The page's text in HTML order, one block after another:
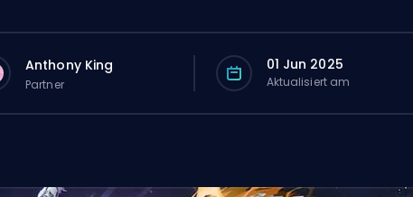
Anthony King
Partner
01 Jun 2025
Aktualisiert am